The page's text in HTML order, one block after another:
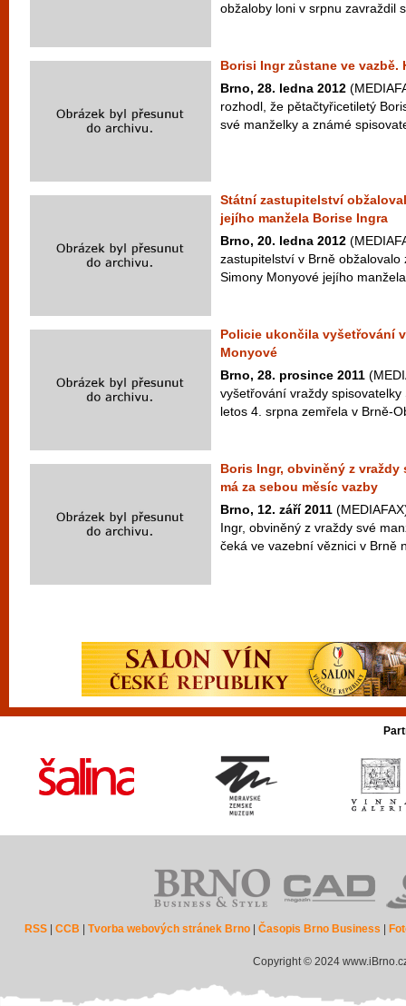
obžaloby loni v srpnu zavraždil
Borisi Ingr zůstane ve vazbě.
Brno, 28. ledna 2012
rozhodl, že pětačtyřicetiletý
své manželky a známé
Státní zastupitelství
jejího manžela Borise Ingra
Brno, 20. ledna 2012
zastupitelství v Brně obžalovalo
Simony Monyové jejího
Policie ukončila vyšetřování
Monyové
Brno, 28. prosince 2011
vyšetřování vraždy
letos 4. srpna zemřela v Brně-
Boris Ingr, obviněný z
má za sebou měsíc vazby
Brno, 12. září 2011
Ingr, obviněný z vraždy své
čeká ve vazební věznici v Brně
RSS |CCB |Tvorba webových stránek Brno |Časopis Brno Business
Copyright © 2024